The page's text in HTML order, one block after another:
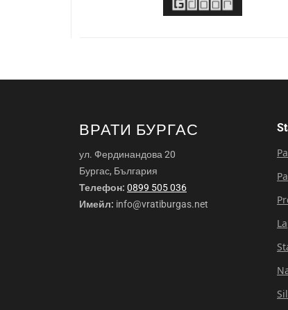
ВРАТИ БУРГАС
ул. Фердинандова 20
Бургас, България
Телефон: 0899 505 036
Имейл: info@vratiburgas.net